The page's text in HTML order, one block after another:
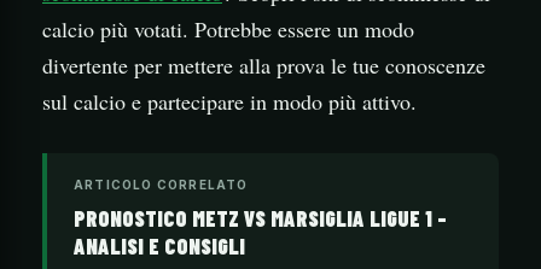
calcio più votati. Potrebbe essere un modo
divertente per mettere alla prova le tue conoscenze
sul calcio e partecipare in modo più attivo.
ARTICOLO CORRELATO
PRONOSTICO METZ VS MARSIGLIA LIGUE 1 –
ANALISI E CONSIGLI